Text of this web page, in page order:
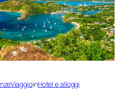
inHotel e alloggi